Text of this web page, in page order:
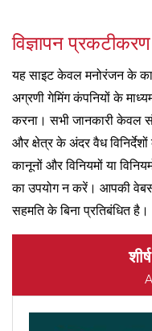
विज्ञापन प्रकटीकरण
यह साइट केवल मनोरंजन के
अग्रणी गेमिंग कंपनियों के
करना। सभी जानकारी केवल
और क्षेत्र के अंदर वैध
कानूनों और विनियमों या
का उपयोग न करें। आपकी
सहमति के बिना प्रतिबंधित है।